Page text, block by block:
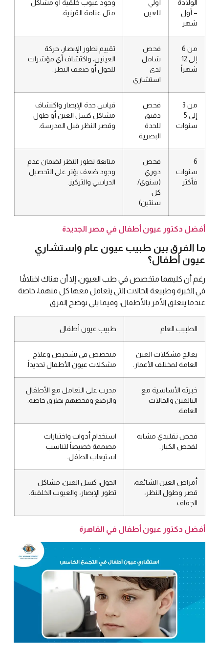
الولادة
– أول
شهر
أولي
للعين
وجود عيوب خلقية أو مشاكل
مثل عتامة القرنية.
من 6
إلى 12
شهراً
فحص
شامل
لدى
استشاري
تقييم تطور الإبصار، حركة
العينين، واكتشاف أي مؤشرات
للحول أو ضعف النظر.
من 3
إلى 5
سنوات
فحص
دقيق
للحدة
البصرية
قياس حدة الإبصار واكتشاف
مشاكل كسل العين أو طول
وقصر النظر قبل المدرسة.
6
سنوات
فأكثر
فحص
دوري
(سنوي/
كل
سنتين)
متابعة تطور النظر لضمان عدم
وجود ضعف يؤثر على التحصيل
الدراسي والتركيز.
أفضل دكتور عيون أطفال في مصر الجديدة
ما الفرق بين طبيب عيون عام واستشاري
عيون أطفال؟
رغم أن كليهما متخصص في طب العيون، إلا أن هناك اختلافًا
في الخبرة وطبيعة الحالات التي يتعامل معها كل منهما، خاصة
عندما يتعلق الأمر بالأطفال، وفيما يلي نوضح الفرق
الطبيب العام طبيب عيون أطفال
يعالج مشكلات العين
العامة لمختلف الأعمار.
متخصص في تشخيص وعلاج
مشكلات عيون الأطفال تحديداً.
خبرته الأساسية مع
البالغين والحالات
العامة.
مدرب على التعامل مع الأطفال
والرضع وفحصهم بطرق خاصة.
فحص تقليدي مشابه
لفحص الكبار.
استخدام أدوات واختبارات
مصممة خصيصاً لتناسب
استيعاب الطفل.
أمراض العين الشائعة،
قصر وطول النظر،
الجفاف.
الحول، كسل العين، مشاكل
تطور الإبصار، والعيوب الخلقية.
أفضل دكتور عيون أطفال في القاهرة